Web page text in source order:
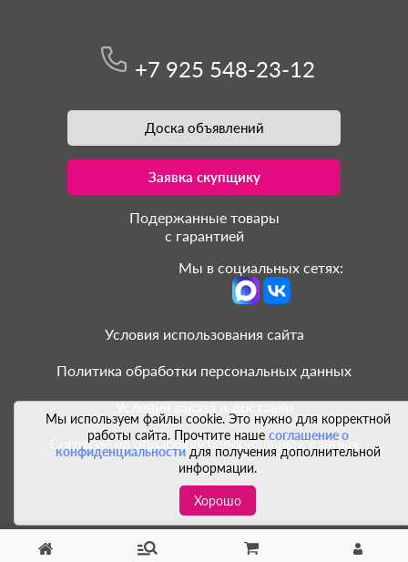
Мы используем файлы cookie. Это нужно для корректной
работы сайта. Прочтите наше соглашение о
конфиденциальностидля получения дополнительной
информации.
Хорошо
+7 925 548-23-12
Доска объявлений
Заявка скупщику
Подержанные товары
с гарантией
Мы в социальных сетях:
Условия использования сайта
Политика обработки персональных данных
Условия заказа и доставки
Согласие на обработку персональных данных